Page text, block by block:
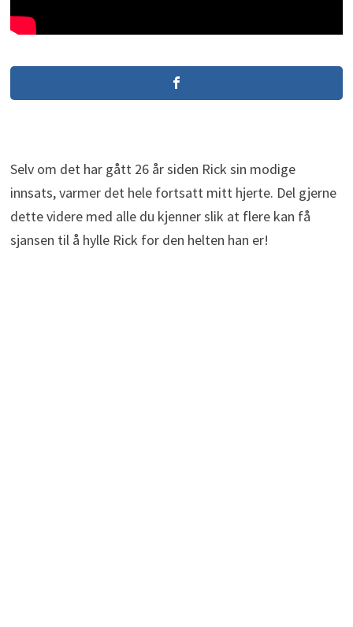
Selv om det har gått 26 år siden Rick sin modige
innsats, varmer det hele fortsatt mitt hjerte. Del gjerne
dette videre med alle du kjenner slik at flere kan få
sjansen til å hylle Rick for den helten han er!